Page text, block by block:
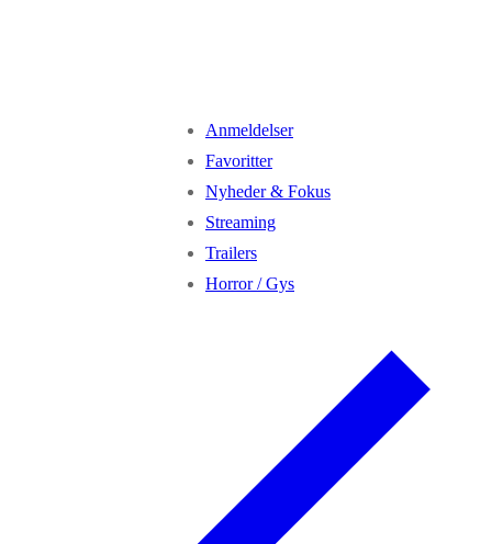
Anmeldelser
Favoritter
Nyheder & Fokus
Streaming
Trailers
Horror / Gys